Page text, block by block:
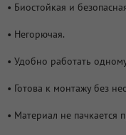
• Биостойкая и
• Негорючая.
• Удобно работать
• Готова к монтажу без
• Материал не пачкается